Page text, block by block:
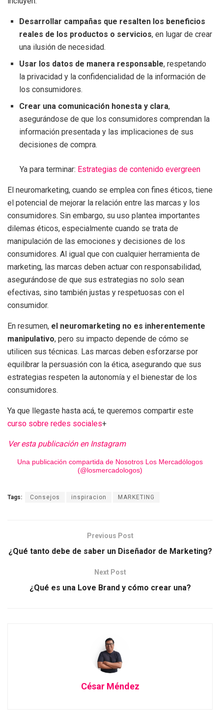
Desarrollar campañas que resalten los beneficios
reales de los productos o servicios, en lugar de crear
una ilusión de necesidad.
Usar los datos de manera responsable, respetando
la privacidad y la confidencialidad de la información de
los consumidores.
Crear una comunicación honesta y clara,
asegurándose de que los consumidores comprendan la
información presentada y las implicaciones de sus
decisiones de compra.
Ya para terminar: Estrategias de contenido evergreen
El neuromarketing, cuando se emplea con fines éticos, tiene
el potencial de mejorar la relación entre las marcas y los
consumidores. Sin embargo, su uso plantea importantes
dilemas éticos, especialmente cuando se trata de
manipulación de las emociones y decisiones de los
consumidores. Al igual que con cualquier herramienta de
marketing, las marcas deben actuar con responsabilidad,
asegurándose de que sus estrategias no solo sean
efectivas, sino también justas y respetuosas con el
consumidor.
En resumen, el neuromarketing no es inherentemente
manipulativo, pero su impacto depende de cómo se
utilicen sus técnicas. Las marcas deben esforzarse por
equilibrar la persuasión con la ética, asegurando que sus
estrategias respeten la autonomía y el bienestar de los
consumidores.
Ya que llegaste hasta acá, te queremos compartir este
curso sobre redes sociales+
Ver esta publicación en Instagram
Una publicación compartida de Nosotros Los Mercadólogos
(@losmercadologos)
Tags: Consejos inspiracion MARKETING
Previous Post
¿Qué tanto debe de saber un Diseñador de Marketing?
Next Post
¿Qué es una Love Brand y cómo crear una?
César Méndez